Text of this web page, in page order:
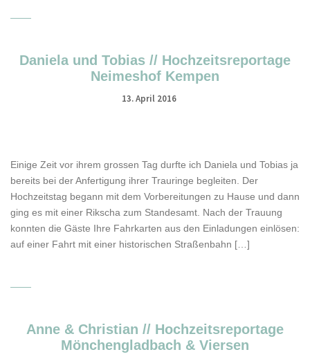
Daniela und Tobias // Hochzeitsreportage
Neimeshof Kempen
13. April 2016
Einige Zeit vor ihrem grossen Tag durfte ich Daniela und Tobias ja
bereits bei der Anfertigung ihrer Trauringe begleiten. Der
Hochzeitstag begann mit dem Vorbereitungen zu Hause und dann
ging es mit einer Rikscha zum Standesamt. Nach der Trauung
konnten die Gäste Ihre Fahrkarten aus den Einladungen einlösen:
auf einer Fahrt mit einer historischen Straßenbahn […]
Anne & Christian // Hochzeitsreportage
Mönchengladbach & Viersen